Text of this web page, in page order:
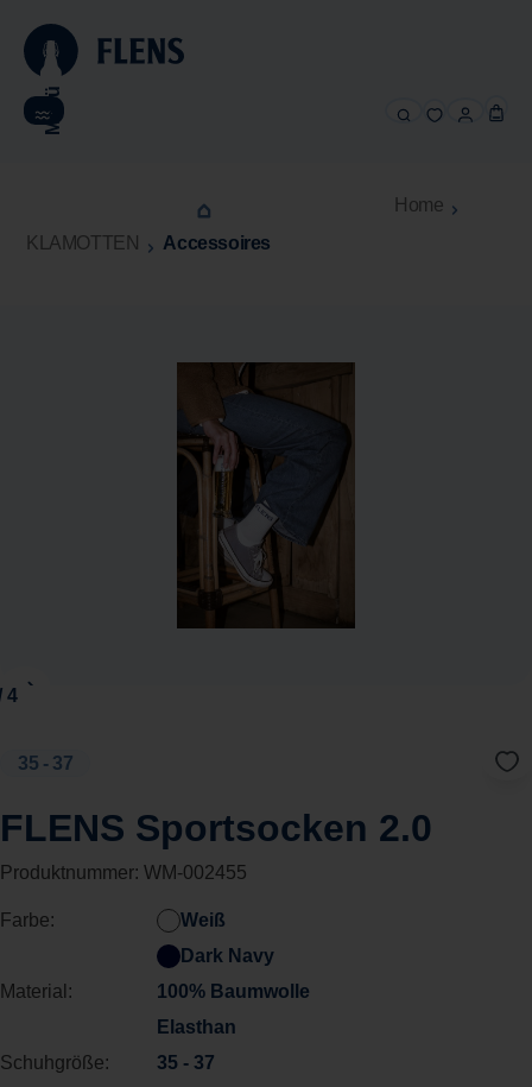
springen
Menü
Home
KLAMOTTEN
Accessoires
35 - 37
FLENS Sportsocken 2.0
Produktnummer: WM-002455
Farbe:
Weiß
Dark Navy
Material:
100% Baumwolle
Elasthan
Schuhgröße:
35 - 37